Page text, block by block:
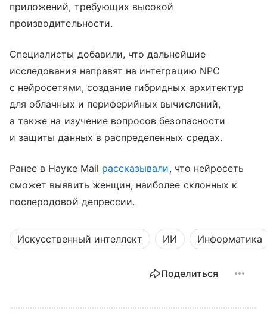
приложений, требующих высокой
производительности.
Специалисты добавили, что дальнейшие
исследования направят на интеграцию NPC
с нейросетями, создание гибридных архитектур
для облачных и периферийных вычислений,
а также на изучение вопросов безопасности
и защиты данных в распределенных средах.
Ранее в Науке Mail рассказывали, что нейросеть
сможет выявить женщин, наиболее склонных к
послеродовой депрессии.
Искусственный интеллект ИИ Информатика
Поделиться